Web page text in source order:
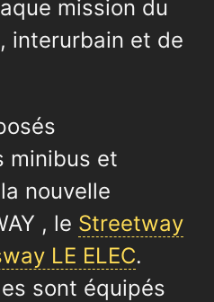
mission du
interurbain et de
minibus et
nouvelle
, le Streetway
LE ELEC.
sont équipés